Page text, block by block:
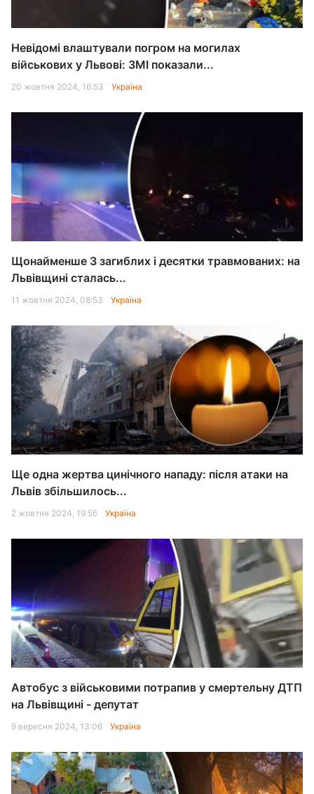
Невідомі влаштували погром на могилах
військових у Львові: ЗМІ показали...
20 жовтня 2024, 16:53 Україна
Щонайменше 3 загиблих і десятки травмованих: на
Львівщині сталась...
11 жовтня 2024, 08:53 Україна
Ще одна жертва цинічного нападу: після атаки на
Львів збільшилось...
2 жовтня 2024, 19:56 Україна
Автобус з військовими потрапив у смертельну ДТП
на Львівщині - депутат
9 вересня 2024, 13:06 Україна